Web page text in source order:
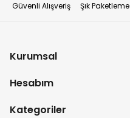
Güvenli Alışveriş Şık Paketleme
Kurumsal
Hesabım
Kategoriler